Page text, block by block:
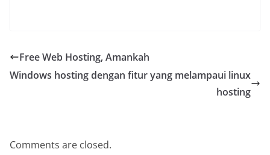
Free Web Hosting, Amankah
Windows hosting dengan fitur yang melampaui linux
hosting
Comments are closed.